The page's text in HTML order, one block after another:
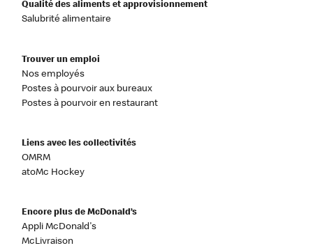
Qualité des aliments et approvisionnement
Salubrité alimentaire
Trouver un emploi
Nos employés
Postes à pourvoir aux bureaux
Postes à pourvoir en restaurant
Liens avec les collectivités
OMRM
atoMc Hockey
Encore plus de McDonald’s
Appli McDonald's
McLivraison